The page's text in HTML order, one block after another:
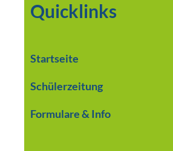
Quicklinks
Startseite
Schülerzeitung
Formulare & Info